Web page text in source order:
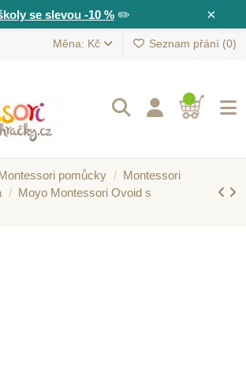
×
se slevou -10 %✏️
Měna: Kč Seznam přání (0)
pomůcky
Montessori
Moyo Montessori Ovoid s